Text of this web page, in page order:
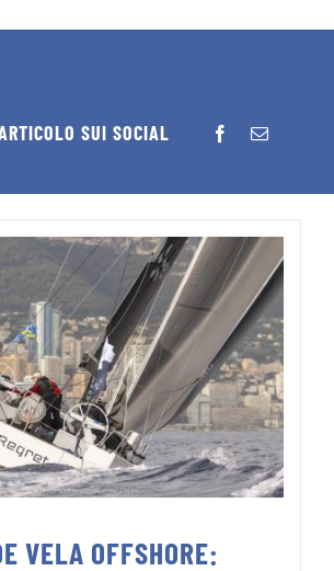
SUI SOCIAL
VELA OFFSHORE: